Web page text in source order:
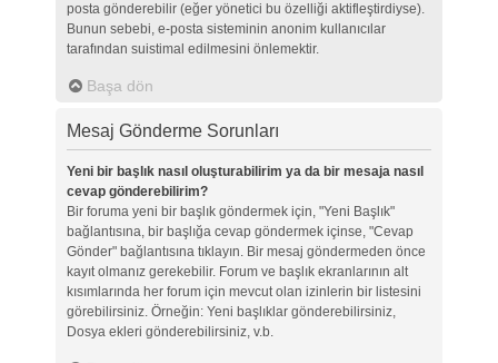
posta gönderebilir (eğer yönetici bu özelliği aktifleştirdiyse).
Bunun sebebi, e-posta sisteminin anonim kullanıcılar
tarafından suistimal edilmesini önlemektir.
Başa dön
Mesaj Gönderme Sorunları
Yeni bir başlık nasıl oluşturabilirim ya da bir mesaja nasıl
cevap gönderebilirim?
Bir foruma yeni bir başlık göndermek için, "Yeni Başlık"
bağlantısına, bir başlığa cevap göndermek içinse, "Cevap
Gönder" bağlantısına tıklayın. Bir mesaj göndermeden önce
kayıt olmanız gerekebilir. Forum ve başlık ekranlarının alt
kısımlarında her forum için mevcut olan izinlerin bir listesini
görebilirsiniz. Örneğin: Yeni başlıklar gönderebilirsiniz,
Dosya ekleri gönderebilirsiniz, v.b.